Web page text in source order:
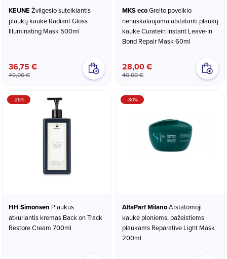
KEUNE
plaukų kaukė Radiant Gloss
Illuminating Mask 500ml
36,75 €
49,00 €
MKS eco
nenuskalaujama atstatanti plaukų
kaukė Curatein Instant Leave-In
Bond Repair Mask 60ml
28,00 €
40,00 €
HH Simonsen
atkuriantis kremas Back on Track
Restore Cream 700ml
-25%
AlfaParf Milano
kaukė ploniems, pažeistiems
plaukams Reparative Light Mask
200ml
-30%